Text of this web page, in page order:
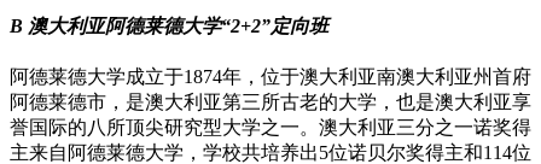
B 澳大利亚阿德莱德大学“2+2”定向班
阿德莱德大学成立于1874年，位于澳大利亚南澳大利亚州首府
阿德莱德市，是澳大利亚第三所古老的大学，也是澳大利亚享
誉国际的八所顶尖研究型大学之一。澳大利亚三分之一诺奖得
主来自阿德莱德大学，学校共培养出5位诺贝尔奖得主和114位